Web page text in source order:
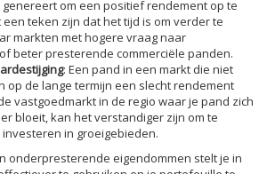
om een positief rendement op te
teken zijn dat het tijd is om verder te
markten met hogere vraag naar
beter presterende commerciële panden.
: Een pand in een markt die niet
op de lange termijn een slecht rendement
vastgoedmarkt in de regio waar je pand zich
bloeit, kan het verstandiger zijn om te
in groeigebieden.
onderpresterende eigendommen stelt je in